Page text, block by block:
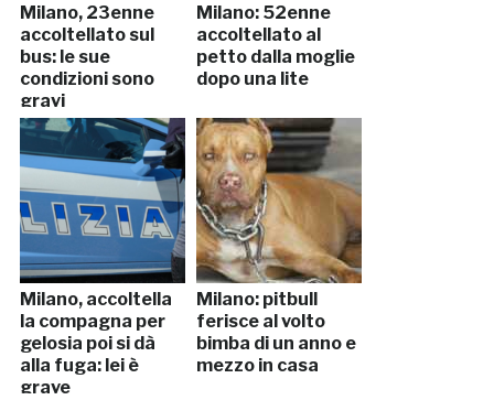
Milano, 23enne
accoltellato sul
bus: le sue
condizioni sono
gravi
Milano: 52enne
accoltellato al
petto dalla moglie
dopo una lite
Milano, accoltella
la compagna per
gelosia poi si dà
alla fuga: lei è
grave
Milano: pitbull
ferisce al volto
bimba di un anno e
mezzo in casa